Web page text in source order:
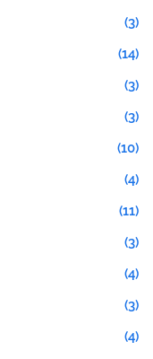
(3)
(14)
(3)
(3)
(10)
(4)
(11)
(3)
(4)
(3)
(4)